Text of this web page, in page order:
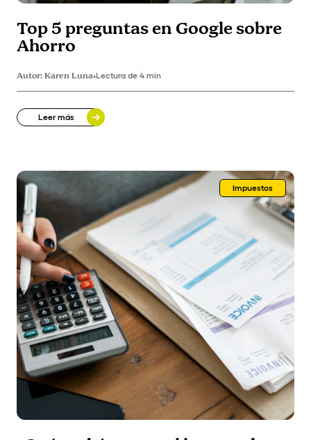
Top 5 preguntas en Google sobre
Ahorro
Autor:Karen Luna•Lectura de 4 min
Leer más
Impuestos